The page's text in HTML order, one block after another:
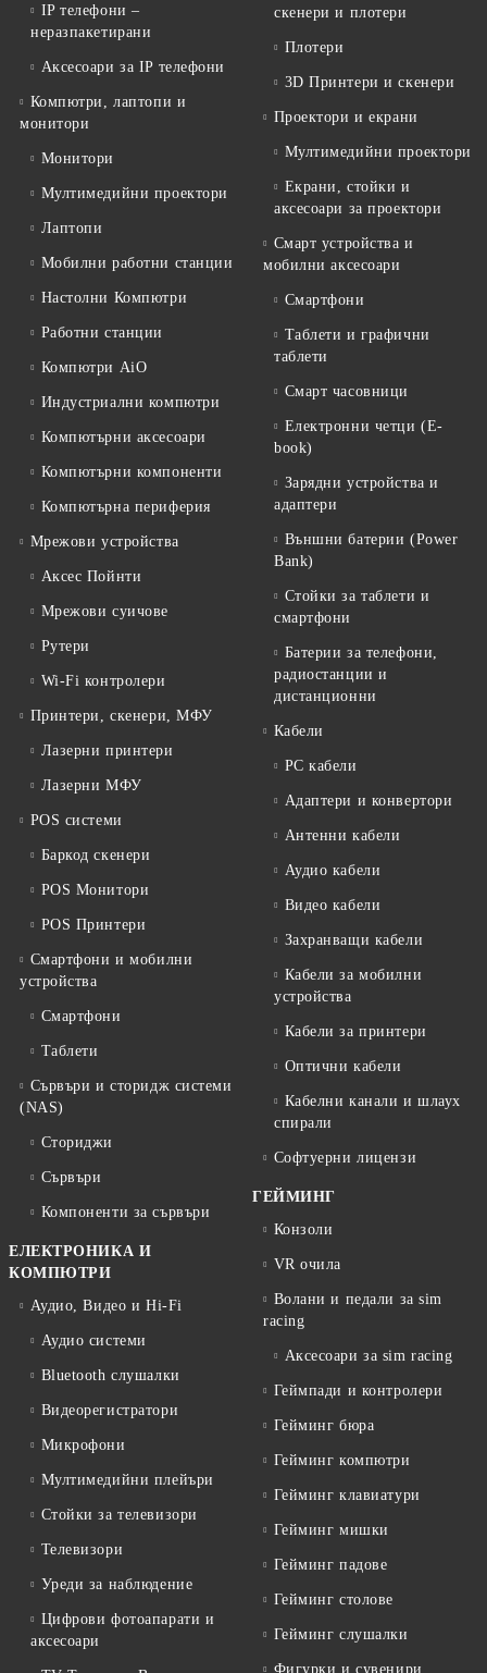
IP телефони –
неразпакетирани
Аксесоари за IP телефони
Компютри, лаптопи и
монитори
Монитори
Мултимедийни проектори
Лаптопи
Мобилни работни станции
Настолни Компютри
Работни станции
Компютри AiO
Индустриални компютри
Компютърни аксесоари
Компютърни компоненти
Компютърна периферия
Мрежови устройства
Аксес Пойнти
Мрежови суичове
Рутери
Wi-Fi контролери
Принтери, скенери, МФУ
Лазерни принтери
Лазерни МФУ
POS системи
Баркод скенери
POS Монитори
POS Принтери
Смартфони и мобилни
устройства
Смартфони
Таблети
Сървъри и сторидж системи
(NAS)
Сториджи
Сървъри
Компоненти за сървъри
ЕЛЕКТРОНИКА И
КОМПЮТРИ
Аудио, Видео и Hi-Fi
Аудио системи
Bluetooth слушалки
Видеорегистратори
Микрофони
Мултимедийни плейъри
Стойки за телевизори
Телевизори
Уреди за наблюдение
Цифрови фотоапарати и
аксесоари
скенери и плотери
Плотери
3D Принтери и скенери
Проектори и екрани
Мултимедийни проектори
Екрани, стойки и
аксесоари за проектори
Смарт устройства и
мобилни аксесоари
Смартфони
Таблети и графични
таблети
Смарт часовници
Електронни четци (E-
book)
Зарядни устройства и
адаптери
Външни батерии (Power
Bank)
Стойки за таблети и
смартфони
Батерии за телефони,
радиостанции и
дистанционни
Кабели
PC кабели
Адаптери и конвертори
Антенни кабели
Аудио кабели
Видео кабели
Захранващи кабели
Кабели за мобилни
устройства
Кабели за принтери
Оптични кабели
Кабелни канали и шлаух
спирали
Софтуерни лицензи
ГЕЙМИНГ
Конзоли
VR очила
Волани и педали за sim
racing
Аксесоари за sim racing
Геймпади и контролери
Гейминг бюра
Гейминг компютри
Гейминг клавиатури
Гейминг мишки
Гейминг падове
Гейминг столове
Гейминг слушалки
Фигурки и сувенири